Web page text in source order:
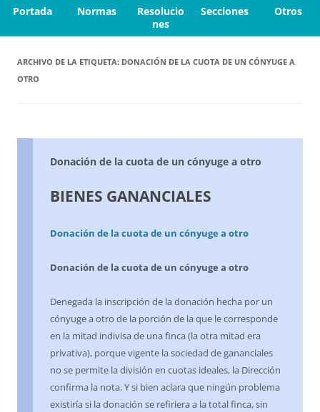
Portada Normas
Resolucio
nes
Secciones Otros
ARCHIVO DE LA ETIQUETA: DONACIÓN DE LA CUOTA DE UN CÓNYUGE A
OTRO
Donación de la cuota de un cónyuge a otro
BIENES GANANCIALES
Donación de la cuota de un cónyuge a otro
Donación de la cuota de un cónyuge a otro
Denegada la inscripción de la donación hecha por un
cónyuge a otro de la porción de la que le corresponde
en la mitad indivisa de una finca (la otra mitad era
privativa), porque vigente la sociedad de gananciales
no se permite la división en cuotas ideales, la Dirección
confirma la nota. Y si bien aclara que ningún problema
existiría si la donación se refiriera a la total finca, sin